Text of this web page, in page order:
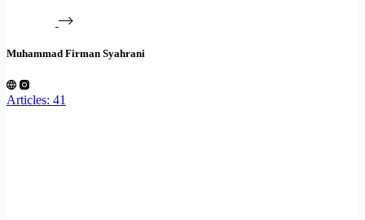
Muhammad Firman Syahrani
Articles: 41